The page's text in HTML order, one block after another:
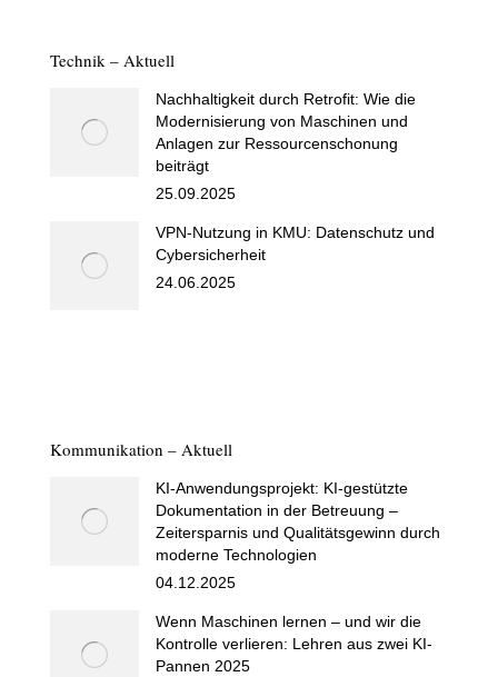
Technik – Aktuell
Nachhaltigkeit durch Retrofit: Wie die
Modernisierung von Maschinen und
Anlagen zur Ressourcenschonung
beiträgt
25.09.2025
VPN-Nutzung in KMU: Datenschutz und
Cybersicherheit
24.06.2025
Kommunikation – Aktuell
KI-Anwendungsprojekt: KI-gestützte
Dokumentation in der Betreuung –
Zeitersparnis und Qualitätsgewinn durch
moderne Technologien
04.12.2025
Wenn Maschinen lernen – und wir die
Kontrolle verlieren: Lehren aus zwei KI-
Pannen 2025